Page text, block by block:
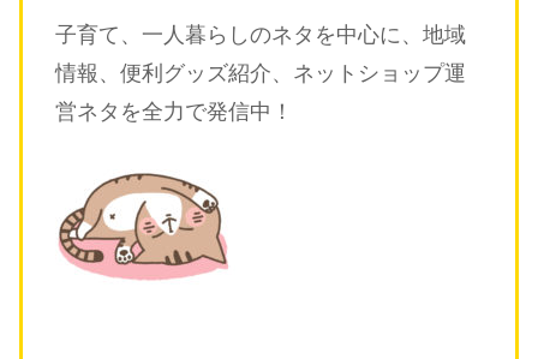
子育て、一人暮らしのネタを中心に、地域
情報、便利グッズ紹介、ネットショップ運
営ネタを全力で発信中！